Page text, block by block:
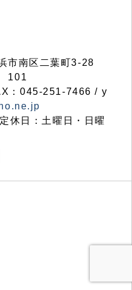
市南区二葉町3-28
101
：045-251-7466 / y
休日：土曜日・日曜